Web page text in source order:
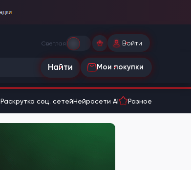
Светлая Войти
Найти Мои покупки
Раскрутка соц. сетейНейросети AI Разное